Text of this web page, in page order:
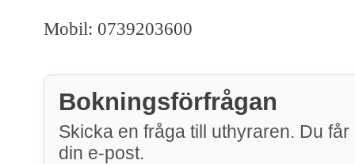
Mobil: 0739203600
Bokningsförfrågan
Skicka en fråga till uthyraren. Du får
din e-post.